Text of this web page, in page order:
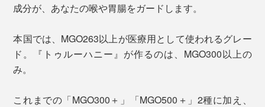
成分が、あなたの喉や胃腸をガードします。
本国では、MGO263以上が医療用として使われるグレー
ド。『トゥルーハニー』が作るのは、MGO300以上の
み。
これまでの「MGO300＋」「MGO500＋」2種に加え、